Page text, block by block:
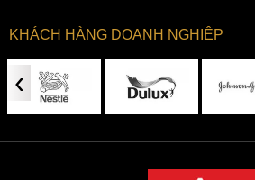
KHÁCH HÀNG DOANH NGHIỆP
‹